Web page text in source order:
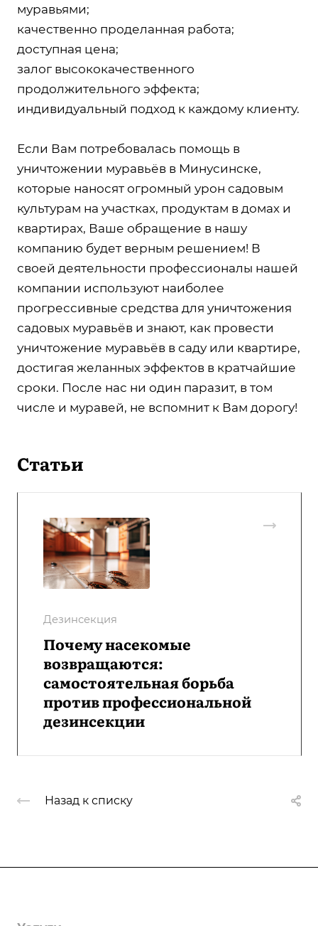
муравьями;
качественно проделанная работа;
доступная цена;
залог высококачественного
продолжительного эффекта;
индивидуальный подход к каждому клиенту.
Если Вам потребовалась помощь в
уничтожении муравьёв в Минусинске,
которые наносят огромный урон садовым
культурам на участках, продуктам в домах и
квартирах, Ваше обращение в нашу
компанию будет верным решением! В
своей деятельности профессионалы нашей
компании используют наиболее
прогрессивные средства для уничтожения
садовых муравьёв и знают, как провести
уничтожение муравьёв в саду или квартире,
достигая желанных эффектов в кратчайшие
сроки. После нас ни один паразит, в том
числе и муравей, не вспомнит к Вам дорогу!
Статьи
Дезинсекция
Почему насекомые
возвращаются:
самостоятельная борьба
против профессиональной
дезинсекции
Назад к списку